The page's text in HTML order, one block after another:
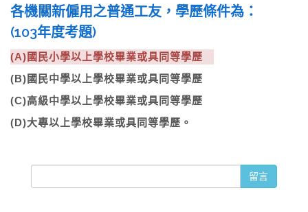
各機關新僱用之普通工友，學歷條件為：
(103年度考題)
(A)國民小學以上學校畢業或具同等學歷
(B)國民中學以上學校畢業或具同等學歷
(C)高級中學以上學校畢業或具同等學歷
(D)大專以上學校畢業或具同等學歷。
留言